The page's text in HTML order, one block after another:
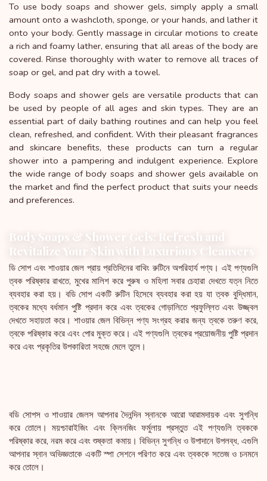
To use body soaps and shower gels, simply apply a small
amount onto a washcloth, sponge, or your hands, and lather it
onto your body. Gently massage in circular motions to create
a rich and foamy lather, ensuring that all areas of the body are
covered. Rinse thoroughly with water to remove all traces of
soap or gel, and pat dry with a towel.
Body soaps and shower gels are versatile products that can
be used by people of all ages and skin types. They are an
essential part of daily bathing routines and can help you feel
clean, refreshed, and confident. With their pleasant fragrances
and skincare benefits, these products can turn a regular
shower into a pampering and indulgent experience. Explore
the wide range of body soaps and shower gels available on
the market and find the perfect product that suits your needs
and preferences.
Body Soaps & Shower Gels: Refresh and
Revitalize Your Skin with Luxurious Cleansers
ডি সোপ এবং শাওয়ার জেল প্রায় প্রতিদিনের বাথিং রুটিনে অপরিহার্য পণ্য। এই পণ্যগুলি
ত্বক পরিষ্কার রাখতে, মুখের মালিশ করে পুরুষ ও মহিলা সবার চেহারা দেখতে যত্ন নিতে
ব্যবহার করা হয়। বডি সোপ একটি রুটিন হিসেবে ব্যবহার করা হয় যা ত্বক বুদ্ধিমান,
ত্বকের মধ্যে বর্ধমান পুষ্টি প্রদান করে এবং ত্বকের গোড়ালিতে প্রফুল্লিত এবং উজ্জ্বল
দেখতে সহায়তা করে। শাওয়ার জেল বিভিন্ন পণ্য সংগ্রহ করার জন্য ত্বকে তরুণ করে,
ত্বকে পরিষ্কার করে এবং পোর মুক্ত করে। এই পণ্যগুলি ত্বকের প্রয়োজনীয় পুষ্টি প্রদান
করে এবং প্রকৃতির উপকারিতা সহজে মেলে তুলে।
বডি সোপস ও শাওয়ার জেলস আপনার দৈনন্দিন স্নানকে আরো আরামদায়ক এবং সুগন্ধি
করে তোলে। ময়শ্চারাইজিং এবং ক্লিনজিং ফর্মুলায় প্রস্তুত এই পণ্যগুলি ত্বককে
পরিষ্কার করে, নরম করে এবং শুষ্কতা কমায়। বিভিন্ন সুগন্ধি ও উপাদানে উপলব্ধ, এগুলি
আপনার স্নান অভিজ্ঞতাকে একটি স্পা সেশনে পরিণত করে এবং ত্বককে সতেজ ও চনমনে
করে তোলে।